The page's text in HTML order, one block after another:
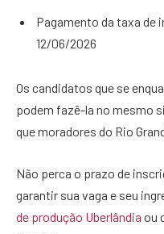
Pagamento da taxa de
12/06/2026
Os candidatos que se
podem fazê-la no mesmo
que moradores do Rio
Não perca o prazo de
garantir sua vaga e seu
de produção Uberlândia ou